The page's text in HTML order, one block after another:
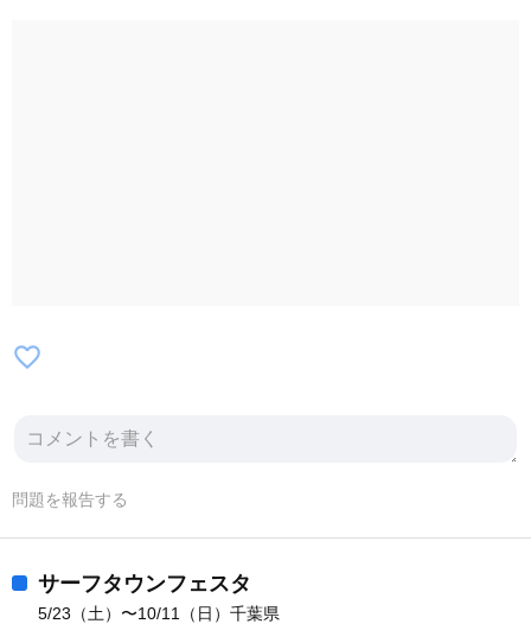
favorite_border
問題を報告する
サーフタウンフェスタ
5/23（土）〜10/11（日）千葉県